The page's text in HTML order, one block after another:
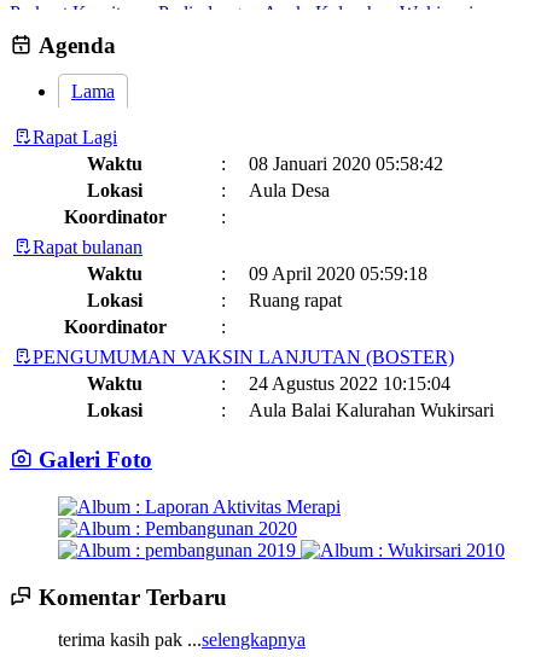
Perkuat Komitmen Perlindungan Anak, Kalurahan Wukirsari
Menggelar Sosialisasi dan Outbond Desa Ramah Anak
Sumber Hayati dan Non Hayati 10 November 2021
Kronologi Erupsi Merapi tanggal 5 November 2010
Agenda
Lama
Rapat Lagi
Waktu
:
08 Januari 2020 05:58:42
Lokasi
:
Aula Desa
Koordinator
:
Rapat bulanan
Waktu
:
09 April 2020 05:59:18
Lokasi
:
Ruang rapat
Koordinator
:
PENGUMUMAN VAKSIN LANJUTAN (BOSTER)
Waktu
:
24 Agustus 2022 10:15:04
Lokasi
:
Aula Balai Kalurahan Wukirsari
Jadwal dan Agenda Sisir Adminduk Kalurahan Wukirsari
Waktu
:
03 Februari 2023 08:44:13
Lokasi
:
Sisir Adminduk Kalurahan Wukirsari, Kapanewon Cangkringan
Waktu
:
02 Mei 2024 10:24:40
Galeri Foto
Komentar Terbaru
14 Juli 2025 14:17:22